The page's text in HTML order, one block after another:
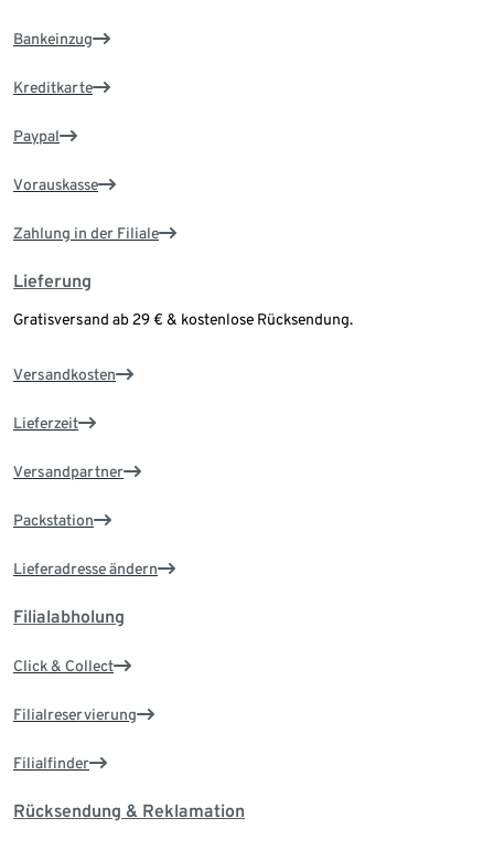
Bankeinzug
Kreditkarte
Paypal
Vorauskasse
Zahlung in der Filiale
Lieferung
Gratisversand ab 29 € & kostenlose Rücksendung.
Versandkosten
Lieferzeit
Versandpartner
Packstation
Lieferadresse ändern
Filialabholung
Click & Collect
Filialreservierung
Filialfinder
Rücksendung & Reklamation